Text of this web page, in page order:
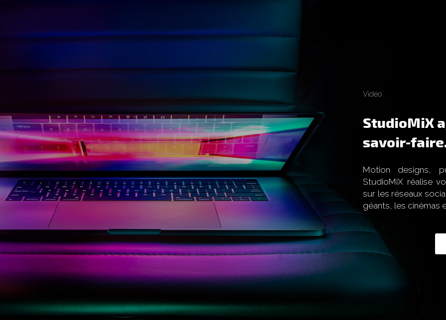
Vidéo
StudioMiX
savoir-
Motion designs,
StudioMiX réalise
sur les réseaux
géants, les cinémas